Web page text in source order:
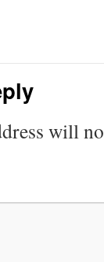
will